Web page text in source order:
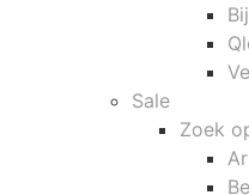
Sale
Zoek